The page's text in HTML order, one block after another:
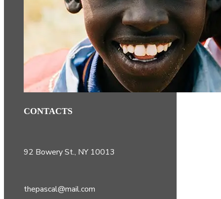
CONTACTS
92 Bowery St., NY 10013
thepascal@mail.com